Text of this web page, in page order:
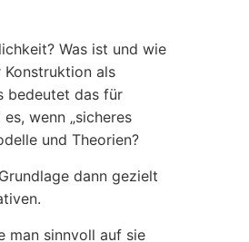
Was ist und wie
Konstruktion als
bedeutet das für
wenn „sicheres
und Theorien?
dann gezielt
man sinnvoll auf sie